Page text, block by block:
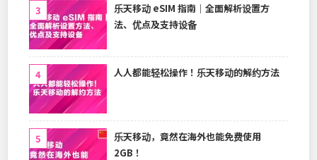
乐天移动 eSIM 指南｜全面解析设置方
法、优点及支持设备
人人都能轻松操作！乐天移动的解约方法
乐天移动，竟然在海外也能免费使用
2GB！